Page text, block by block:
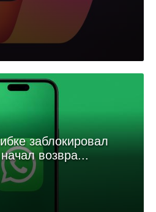
заблокировал
возвра...